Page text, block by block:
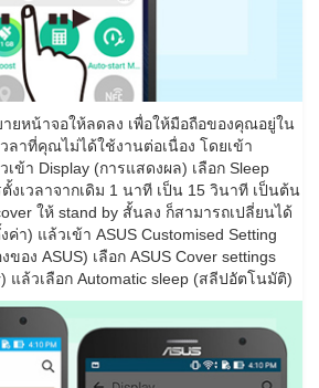
ยหน้าจอให้ลดลง เพื่อให้มือถือของคุณอยู่ใน
ลาที่คุณไม่ได้ใช้งานต่อเนื่อง โดยเข้า
ข้า Display (การแสดงผล) เลือก Sleep
งเวลาจากเดิม 1 นาที เป็น 15 วินาที เป็นต้น
ให้ stand by สั้นลง ก็สามารถเปลี่ยนได้
ค่า) แล้วเข้า ASUS Customised Setting
อง ASUS) เลือก ASUS Cover settings
แล้วเลือก Automatic sleep (สลีปอัตโนมัติ)